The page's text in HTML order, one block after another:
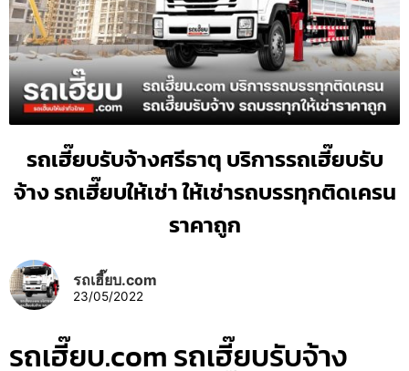
รถเฮี๊ยบรับจ้างศรีธาตุ บริการรถเฮี๊ยบรับ
จ้าง รถเฮี๊ยบให้เช่า ให้เช่ารถบรรทุกติดเครน
ราคาถูก
รถเฮี๊ยบ.com
23/05/2022
รถเฮี๊ยบ.com รถเฮี๊ยบรับจ้าง